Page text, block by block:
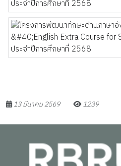
13 มีนาคม 2569 1239